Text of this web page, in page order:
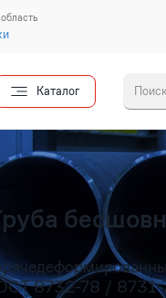
Каталог
8732-78 / 8731-